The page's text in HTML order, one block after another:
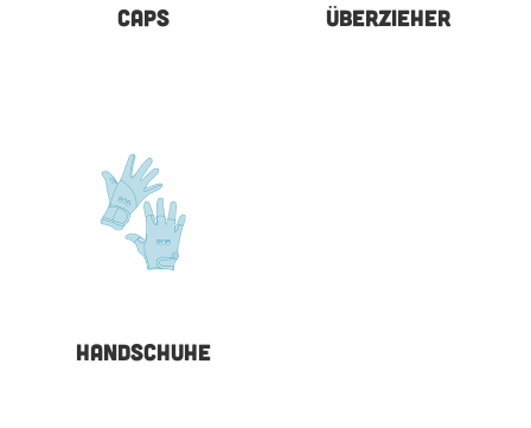
CAPS ÜBERZIEHER
HANDSCHUHE